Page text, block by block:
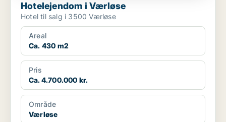
Hotelejendom i Værløse
Hotel til salg i 3500 Værløse
Areal
Ca. 430 m2
Pris
Ca. 4.700.000 kr.
Område
Værløse